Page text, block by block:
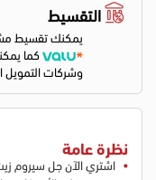
التقسيط
يمكنك تقسيط
كما
وشركات التمويل
نظرة عامة
اشتري الآن جل سيروم